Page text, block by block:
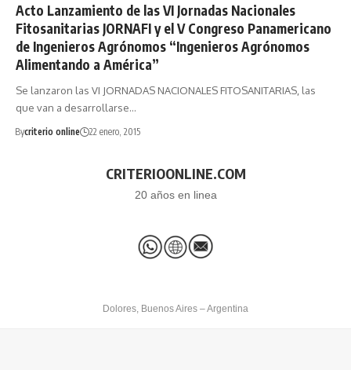
Acto Lanzamiento de las VI Jornadas Nacionales
Fitosanitarias JORNAFI y el V Congreso Panamericano
de Ingenieros Agrónomos “Ingenieros Agrónomos
Alimentando a América”
Se lanzaron las VI JORNADAS NACIONALES FITOSANITARIAS, las
que van a desarrollarse…
Bycriterio online 22 enero, 2015
CRITERIOONLINE.COM
20 años en linea
Dolores, Buenos Aires – Argentina